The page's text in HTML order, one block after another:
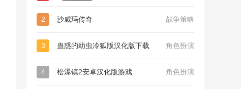
2 沙威玛传奇 战争策略
3 蛊惑的幼虫冷狐版汉化版下载 角色扮演
4 松瀑镇2安卓汉化版游戏 角色扮演